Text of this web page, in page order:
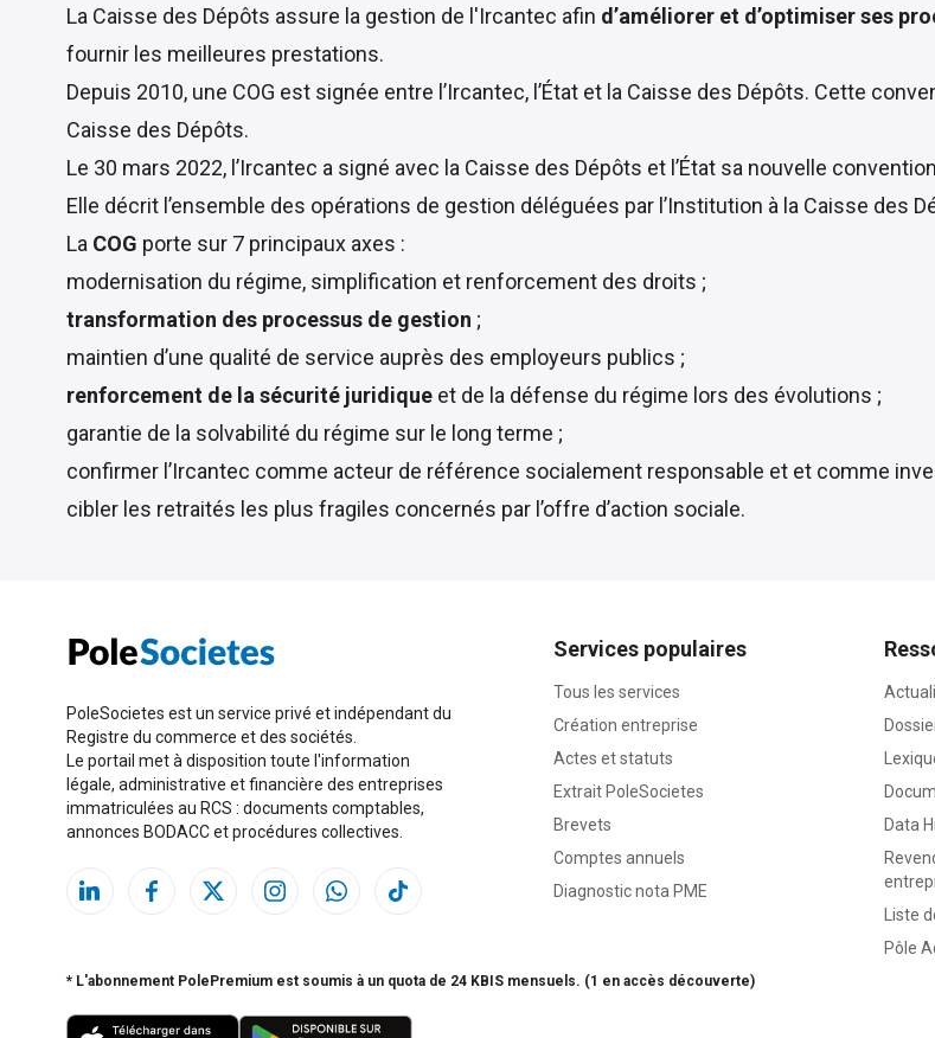
La Caisse des Dépôts assure la gestion de l'Ircantec afin d’améliorer et d’optimiser ses
fournir les meilleures prestations.
Depuis 2010, une COG est signée entre l’Ircantec, l’État et la Caisse des Dépôts. Cette
Caisse des Dépôts.
Le 30 mars 2022, l’Ircantec a signé avec la Caisse des Dépôts et l’État sa nouvelle
Elle décrit l’ensemble des opérations de gestion déléguées par l’Institution à la Caisse
La COG porte sur 7 principaux axes :
modernisation du régime, simplification et renforcement des droits ;
transformation des processus de gestion ;
maintien d’une qualité de service auprès des employeurs publics ;
renforcement de la sécurité juridique et de la défense du régime lors des évolutions ;
garantie de la solvabilité du régime sur le long terme ;
confirmer l’Ircantec comme acteur de référence socialement responsable et et comme
cibler les retraités les plus fragiles concernés par l’offre d’action sociale.
PoleSocietes est un service privé et indépendant du
Registre du commerce et des sociétés.
Le portail met à disposition toute l'information
légale, administrative et financière des entreprises
immatriculées au RCS : documents comptables,
annonces BODACC et procédures collectives.
Services populaires
Tous les services
Création entreprise
Actes et statuts
Extrait PoleSocietes
Brevets
Comptes annuels
Diagnostic nota PME
Data
Liste
Pôle
* L'abonnement PolePremium est soumis à un quota de 24 KBIS mensuels. (1 en accès découverte)